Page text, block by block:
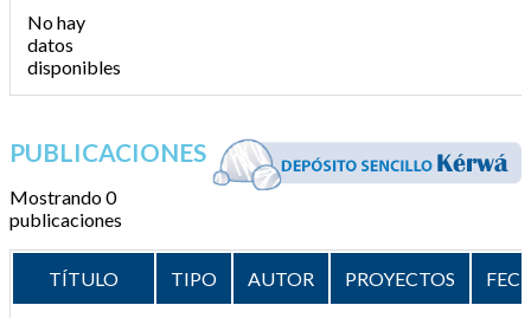
No hay
datos
disponibles
PUBLICACIONES
Mostrando 0
publicaciones
TÍTULO TIPO AUTOR PROYECTOS